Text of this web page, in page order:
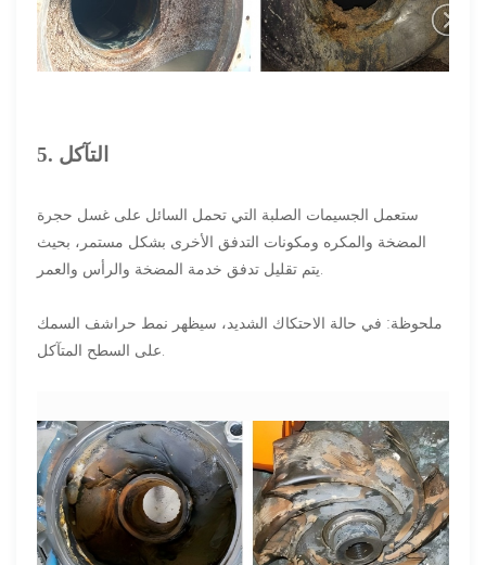
5. التآكل
ستعمل الجسيمات الصلبة التي تحمل السائل على غسل حجرة
المضخة والمكره ومكونات التدفق الأخرى بشكل مستمر، بحيث
يتم تقليل تدفق خدمة المضخة والرأس والعمر.
ملحوظة: في حالة الاحتكاك الشديد، سيظهر نمط حراشف السمك
على السطح المتآكل.